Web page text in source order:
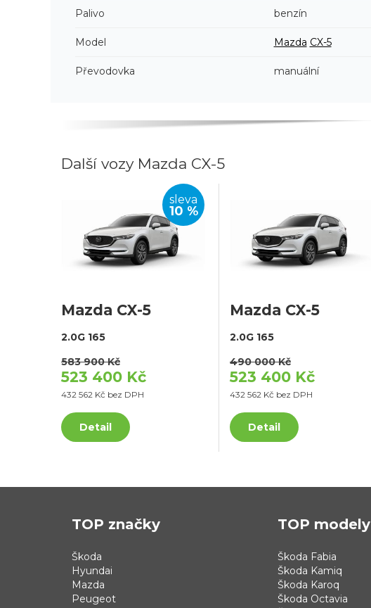
Palivo benzín
Model Mazda CX-5
Převodovka manuální
Další vozy Mazda CX-5
sleva
10 %
Mazda CX-5
2.0G 165
583 900 Kč
523 400 Kč
432 562 Kč bez DPH
Detail
Mazda CX-5
2.0G 165
490 000 Kč
523 400 Kč
432 562 Kč bez DPH
Detail
TOP značky
Škoda
Hyundai
Mazda
Peugeot
TOP modely
Škoda Fabia
Škoda Kamiq
Škoda Karoq
Škoda Octavia